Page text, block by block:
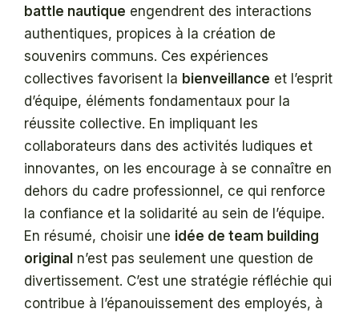
battle nautique engendrent des interactions
authentiques, propices à la création de
souvenirs communs. Ces expériences
collectives favorisent la bienveillance et l’esprit
d’équipe, éléments fondamentaux pour la
réussite collective. En impliquant les
collaborateurs dans des activités ludiques et
innovantes, on les encourage à se connaître en
dehors du cadre professionnel, ce qui renforce
la confiance et la solidarité au sein de l’équipe.
En résumé, choisir une idée de team building
original n’est pas seulement une question de
divertissement. C’est une stratégie réfléchie qui
contribue à l’épanouissement des employés, à